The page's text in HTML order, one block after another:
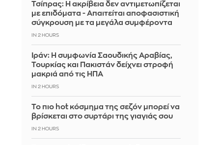
Τσίπρας: Η ακρίβεια δεν αντιμετωπίζεται
με επιδόματα - Απαιτείται αποφασιστική
σύγκρουση με τα μεγάλα συμφέροντα
IN 2 HOURS
Ιράν: Η συμφωνία Σαουδικής Αραβίας,
Τουρκίας και Πακιστάν δείχνει στροφή
μακριά από τις ΗΠΑ
IN 2 HOURS
Το πιο hot κόσμημα της σεζόν μπορεί να
βρίσκεται στο συρτάρι της γιαγιάς σου
IN 2 HOURS